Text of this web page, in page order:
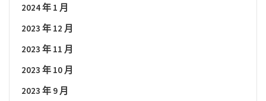
2024 年 1 月
2023 年 12 月
2023 年 11 月
2023 年 10 月
2023 年 9 月